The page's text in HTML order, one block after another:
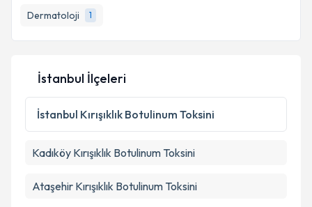
Dermatoloji
1
E-posta Adresiniz
Kişisel verilerimin işlenmesine ilişkinAydınlatma
Metni
'ni okudum ve kişisel verilerimin belirtilen
kapsamda işlenmesini kabul ediyorum.
İstanbul İlçeleri
İstanbul Kırışıklık Botulinum Toksini
Kadıköy Kırışıklık Botulinum Toksini
Ataşehir Kırışıklık Botulinum Toksini